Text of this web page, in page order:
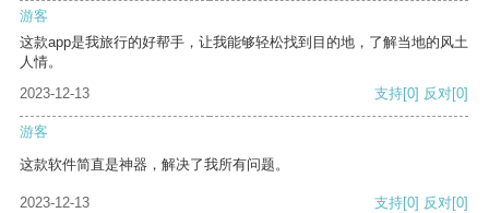
游客
这款app是我旅行的好帮手，让我能够轻松找到目的地，了解当地的风土
人情。
2023-12-13
支持[0] 反对[0]
游客
这款软件简直是神器，解决了我所有问题。
2023-12-13 支持[0] 反对[0]